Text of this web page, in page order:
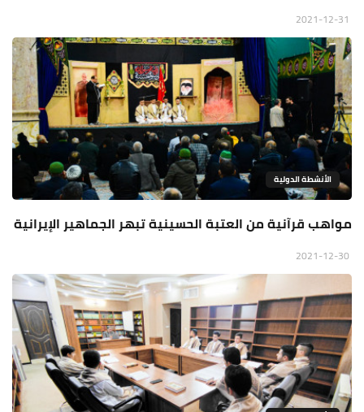
الأنشطة الدولية
مواهب قرآنية من العتبة الحسينية تبهر الجماهير الإيرانية